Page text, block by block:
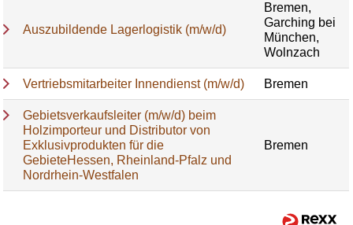
Auszubildende Lagerlogistik (m/w/d)
Bremen,
Garching bei
München,
Wolnzach
Vertriebsmitarbeiter Innendienst (m/w/d) Bremen
Gebietsverkaufsleiter (m/w/d) beim
Holzimporteur und Distributor von
Exklusivprodukten für die
GebieteHessen, Rheinland-Pfalz und
Nordrhein-Westfalen
Bremen